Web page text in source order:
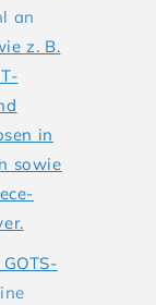
an
z. B.
in
sowie